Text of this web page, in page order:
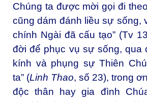
Chúng ta được mời gọi đi
cũng dám đánh liều sự sống,
chính Ngài đã cấu tạo” (Tv
đời để phục vụ sự sống, qua
kính và phụng sự Thiên
ta” (Linh Thao, số 23), trong
độc thân hay gia đình